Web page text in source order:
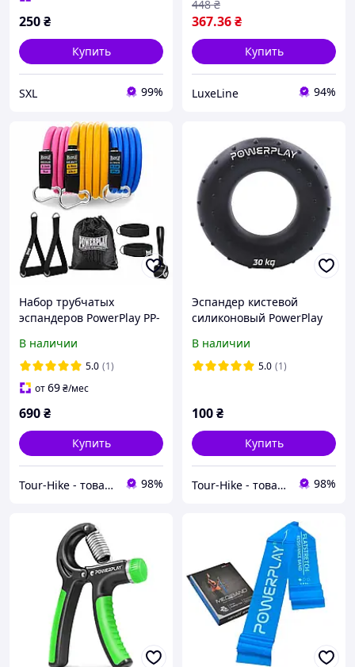
250₴
Купить
SXL 99%
367.36₴
448 ₴
Купить
LuxeLine 94%
Набор трубчатых
эспандеров PowerPlay PP-
3шт. (до 18,2 кг.)
В наличии
5.0 (1)
от69₴/мес
690₴
Купить
Tour-Hike - товары для туризма и активного отдыха 98%
Эспандер кистевой
силиконовый PowerPlay
30 кг. Черный
В наличии
5.0 (1)
100₴
Купить
Tour-Hike - товары для туризма и активного отдыха 98%